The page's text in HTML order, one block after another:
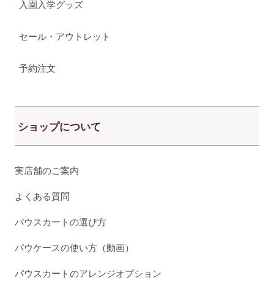
入園入学グッズ
セール・アウトレット
予約注文
ショップについて
実店舗のご案内
よくある質問
パウスカートの選び方
パウケースの使い方（動画）
パウスカートのアレンジオプション